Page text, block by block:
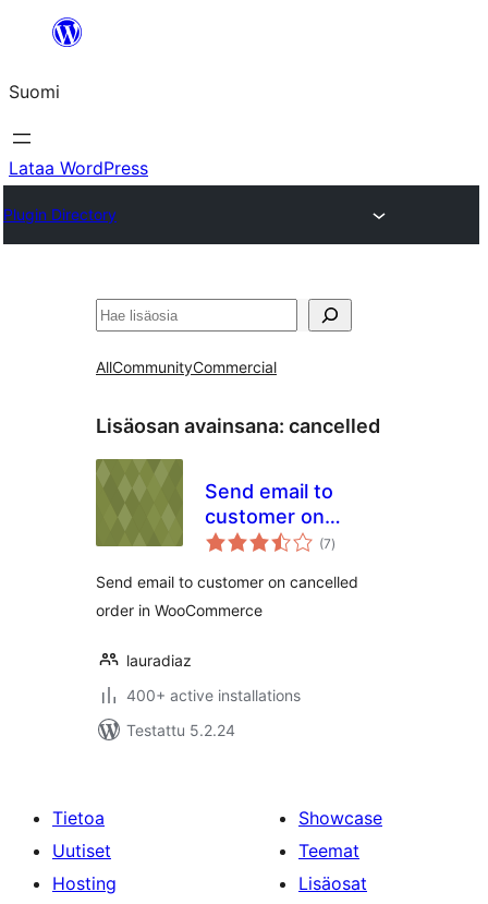
Suomi
Lataa WordPress
Plugin Directory
Etsi
AllCommunityCommercial
Lisäosan avainsana: cancelled
Send email to
customer on
cancelled order in
(7arvosanat
yhteensä
)
Send email to customer on cancelled
order in WooCommerce
lauradiaz
400+ active installations
Testattu 5.2.24
Tietoa
Uutiset
Hosting
Showcase
Teemat
Lisäosat